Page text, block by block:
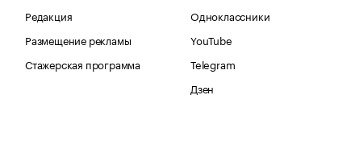
Редакция
Размещение рекламы
Стажерская программа
Одноклассники
YouTube
Telegram
Дзен